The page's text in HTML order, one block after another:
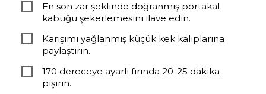
En son zar şeklinde doğranmış portakal
kabuğu şekerlemesini ilave edin.
Karışımı yağlanmış küçük kek kalıplarına
paylaştırın.
170 dereceye ayarlı fırında 20-25 dakika
pişirin.